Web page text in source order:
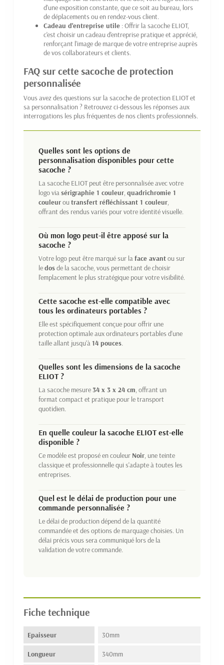
d'une exposition constante, que ce soit au bureau, lors
de déplacements ou en rendez-vous client.
Cadeau d'entreprise utile : Offrir la sacoche ELIOT,
c'est choisir un cadeau d'entreprise pratique et apprécié,
renforçant l'image de marque de votre entreprise auprès
de vos collaborateurs et clients.
FAQ sur cette sacoche de protection
personnalisée
Vous avez des questions sur la sacoche de protection ELIOT et
sa personnalisation ? Retrouvez ci-dessous les réponses aux
interrogations les plus fréquentes de nos clients professionnels.
Quelles sont les options de
personnalisation disponibles pour cette
sacoche ?
La sacoche ELIOT peut être personnalisée avec votre
logo viasérigraphie 1 couleur, quadrichromie 1
couleurou transfert réfléchissant 1 couleur,
offrant des rendus variés pour votre identité visuelle.
Où mon logo peut-il être apposé sur la
sacoche ?
Votre logo peut être marqué sur laface avantou sur
ledosde la sacoche, vous permettant de choisir
l'emplacement le plus stratégique pour votre visibilité.
Cette sacoche est-elle compatible avec
tous les ordinateurs portables ?
Elle est spécifiquement conçue pour offrir une
protection optimale aux ordinateurs portables d'une
taille allant jusqu'à14 pouces.
Quelles sont les dimensions de la sacoche
ELIOT ?
La sacoche mesure34 x 3 x 24 cm, offrant un
format compact et pratique pour le transport
quotidien.
En quelle couleur la sacoche ELIOT est-elle
disponible ?
Ce modèle est proposé en couleur Noir, une teinte
classique et professionnelle qui s'adapte à toutes les
entreprises.
Quel est le délai de production pour une
commande personnalisée ?
Le délai de production dépend de la quantité
commandée et des options de marquage choisies. Un
délai précis vous sera communiqué lors de la
validation de votre commande.
Fiche technique
Epaisseur 30mm
Longueur 340mm